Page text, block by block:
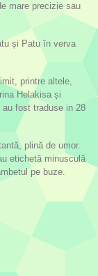
mare precizie sau
și Patu în verva
printre altele,
Helakisa și
au fost traduse in 28
plină de umor.
etichetă minusculă
pe buze.